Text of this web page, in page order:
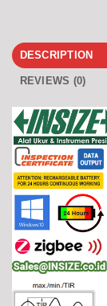
DESCRIPTION
REVIEWS (0)